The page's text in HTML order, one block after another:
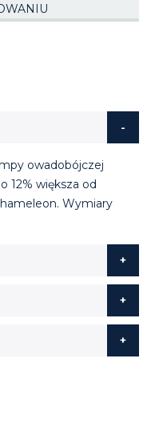
owadobójczej
12% większa od
Wymiary